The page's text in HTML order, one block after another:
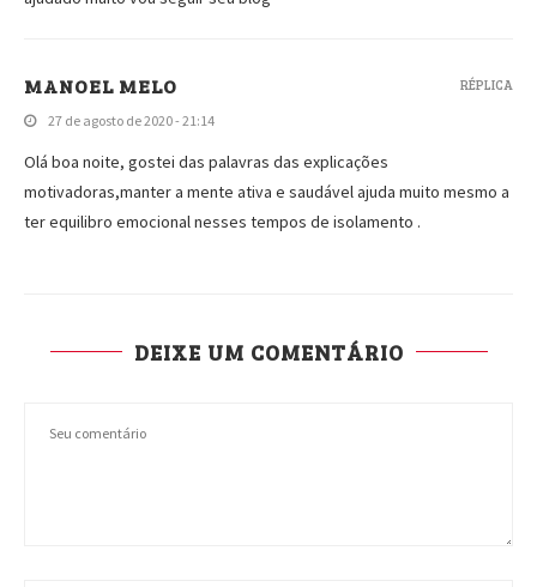
MANOEL MELO
27 de agosto de 2020 - 21:14
Olá boa noite, gostei das palavras das explicações
motivadoras,manter a mente ativa e saudável ajuda muito mesmo a
ter equilibro emocional nesses tempos de isolamento .
RÉPLICA
DEIXE UM COMENTÁRIO